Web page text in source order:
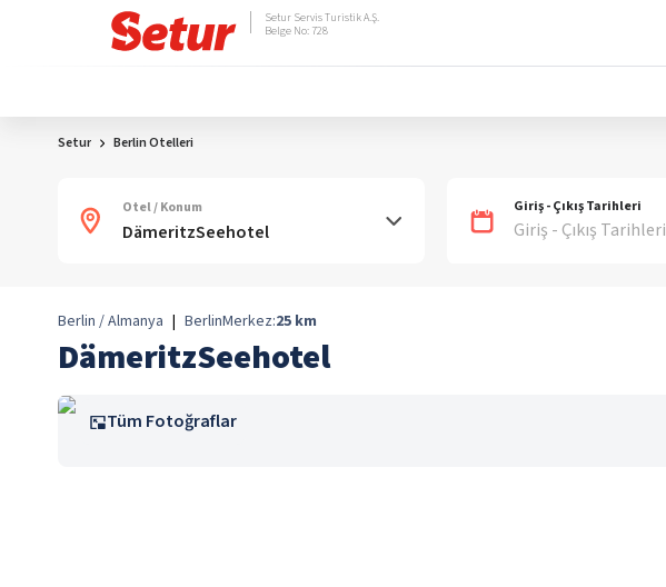
Setur Servis Turistik A.Ş.
Belge No: 728
Setur Berlin Otelleri
Otel / Konum Giriş - Çıkış Tarihleri
Giriş - Çıkış Tarihleri
Berlin / Almanya | BerlinMerkez:25 km
DämeritzSeehotel
Tüm Fotoğraflar